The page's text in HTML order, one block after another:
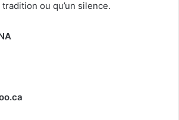
ou qu’un silence.